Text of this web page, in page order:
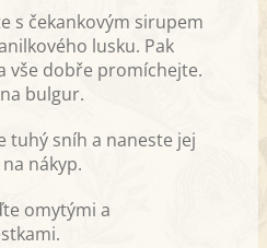
s čekankovým sirupem
lusku. Pak
vše dobře promíchejte.
bulgur.
tuhý sníh a naneste jej
nákyp.
omytými a